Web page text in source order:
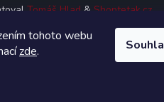
tohoto webu
zde.
Tomáš Hlad & Shoptetak.cz.